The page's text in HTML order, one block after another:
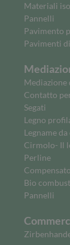
Materiali
Pannelli
Pavimento
Pavimenti
Mediazione
Contatto
Segati
Legno
Legname
Cirmolo- Il
Perline
Compensato
Bio
Pannelli